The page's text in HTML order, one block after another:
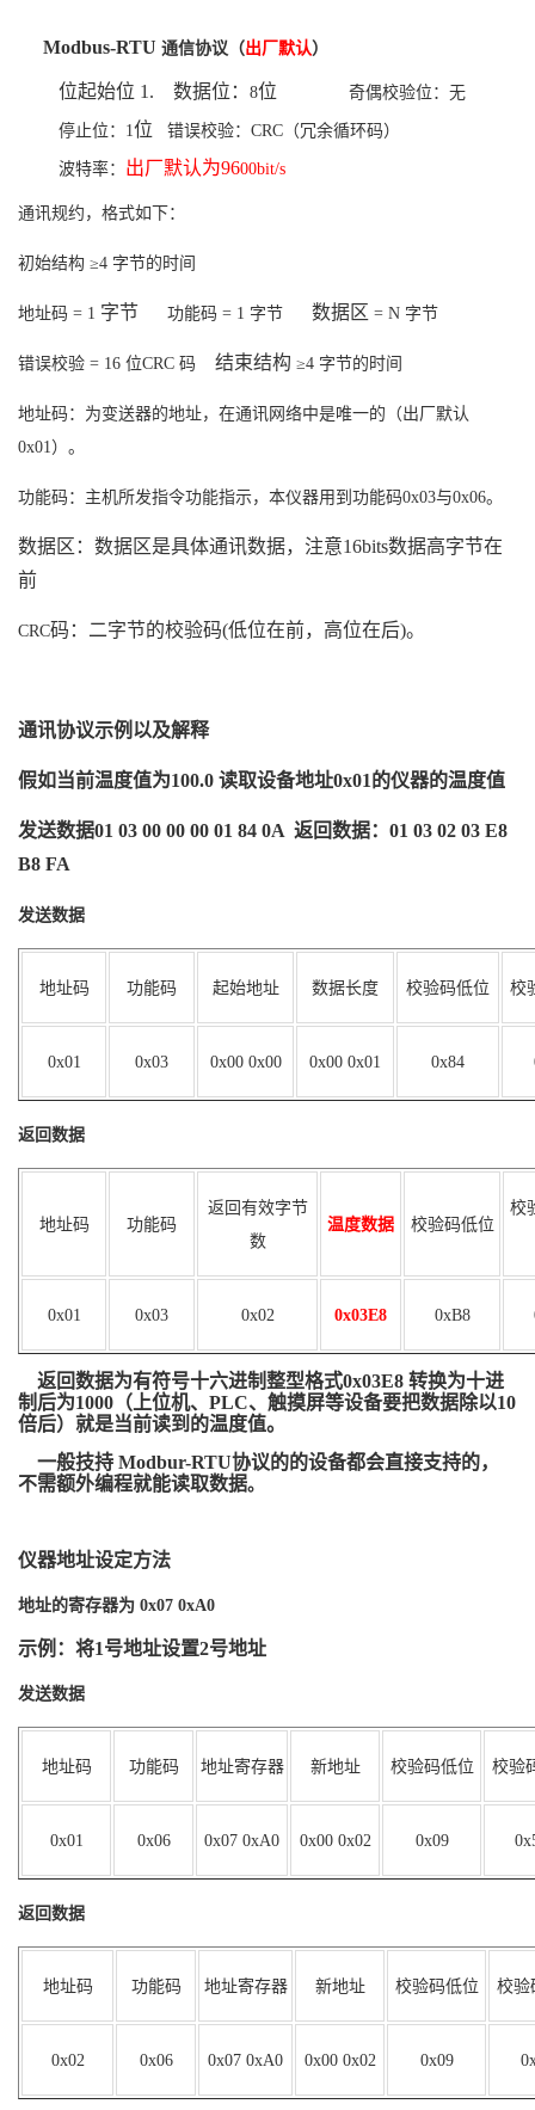
Modbus-RTU 通信协议（出厂默认）
位起始位 1. 数据位： 8位 奇偶校验位：无
停止位： 1 位 错误校验： CRC （冗余循环码）
波特率： 出厂默认为9600bit/s
通讯规约，格式如下：
初始结构 ≥4 字节的时间
地址码 = 1 字节 功能码 = 1 字节 数据区 = N 字节
错误校验 = 16 位CRC 码 结束结构 ≥4 字节的时间
地址码：为变送器的地址，在通讯网络中是唯一的（出厂默认
0x01 ）。
功能码：主机所发指令功能指示，本仪器用到功能码0x03与0x06。
数据区：数据区是具体通讯数据，注意16bits数据高字节在
前
CRC码：二字节的校验码(低位在前，高位在后)。
通讯协议示例以及解释
假如当前温度值为100.0 读取设备地址0x01的仪器的温度值
发送数据01 03 00 00 00 01 84 0A 返回数据： 01 03 02 03 E8
B8 FA
发送数据
地址码 功能码 起始地址 数据长度 校验码低位 校
0x01 0x03 0x000x00 0x00 0x01 0x84
返回数据
地址码 功能码
返回有效字节
数
温度数据 校验码低位
校
0x01 0x03 0x02 0x03E8 0xB8
返回数据为有符号十六进制整型格式0x03E8 转换为十进
制后为1000 （上位机、 PLC、触摸屏等设备要把数据除以10
倍后）就是当前读到的温度值。
一般技持 Modbur-RTU协议的的设备都会直接支持的，
不需额外编程就能读取数据。
仪器地址设定方法
地址的寄存器为 0x07 0xA0
示例：将1号地址设置2号地址
发送数据
地址码 功能码 地址寄存器 新地址 校验码低位 校验
0x01 0x06 0x07 0xA0 0x00 0x02 0x09 0x
返回数据
地址码 功能码 地址寄存器 新地址 校验码低位 校验
0x02 0x06 0x07 0xA0 0x00 0x02 0x09